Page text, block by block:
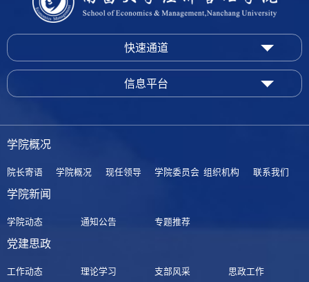
快速通道
信息平台
学院概况
院长寄语 学院概况 现任领导 学院委员会 组织机构 联系我们
学院新闻
学院动态 通知公告 专题推荐
党建思政
工作动态 理论学习 支部风采 思政工作